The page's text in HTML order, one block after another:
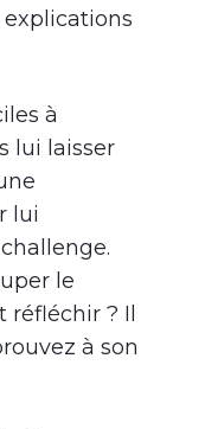
à
lui laisser
lui
le
? Il
à son